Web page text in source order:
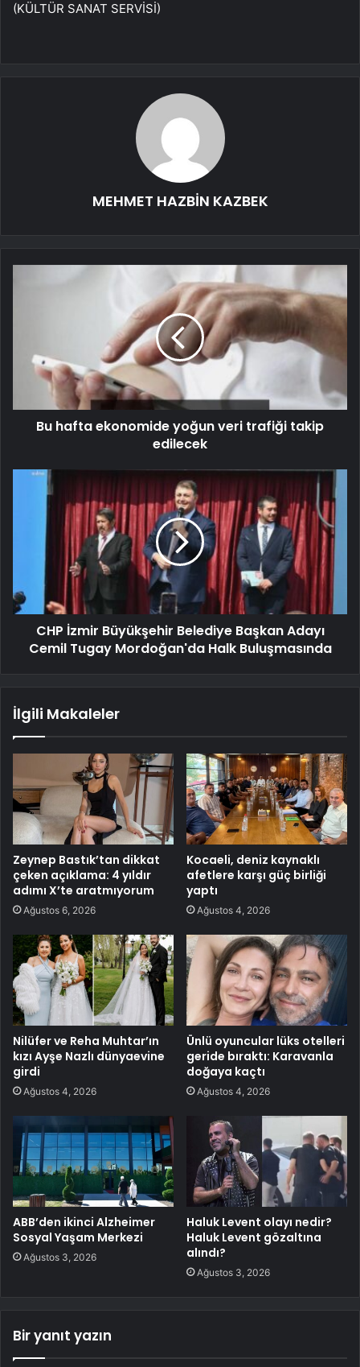
(KÜLTÜR SANAT SERVİSİ)
MEHMET HAZBİN KAZBEK
Bu hafta ekonomide yoğun veri trafiği takip
edilecek
CHP İzmir Büyükşehir Belediye Başkan Adayı
Cemil Tugay Mordoğan'da Halk Buluşmasında
İlgili Makaleler
Zeynep Bastık’tan dikkat
çeken açıklama: 4 yıldır
adımı X’te aratmıyorum
Ağustos 6, 2026
Kocaeli, deniz kaynaklı
afetlere karşı güç birliği
yaptı
Ağustos 4, 2026
Nilüfer ve Reha Muhtar’ın
kızı Ayşe Nazlı dünyaevine
girdi
Ağustos 4, 2026
Ünlü oyuncular lüks otelleri
geride bıraktı: Karavanla
doğaya kaçtı
Ağustos 4, 2026
ABB’den ikinci Alzheimer
Sosyal Yaşam Merkezi
Ağustos 3, 2026
Haluk Levent olayı nedir?
Haluk Levent gözaltına
alındı?
Ağustos 3, 2026
Bir yanıt yazın